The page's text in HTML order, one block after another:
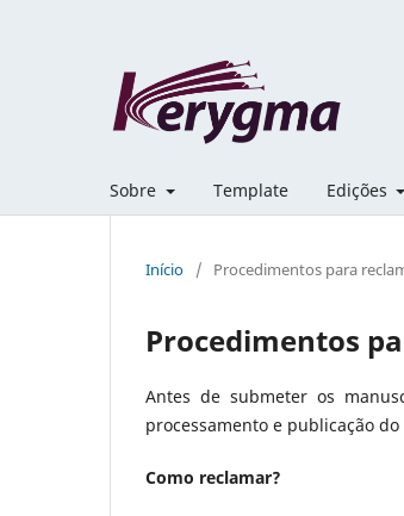
Sobre Template Edições
Início / Procedimentos para
Procedimentos
Antes de submeter os
processamento e publicação
Como reclamar?